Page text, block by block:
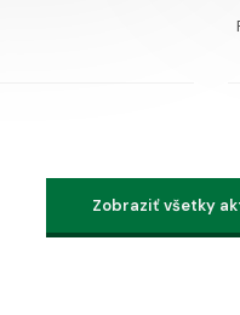
Zobraziť všetky